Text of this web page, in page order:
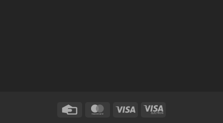
Credit
MasterCard
Visa
Visa